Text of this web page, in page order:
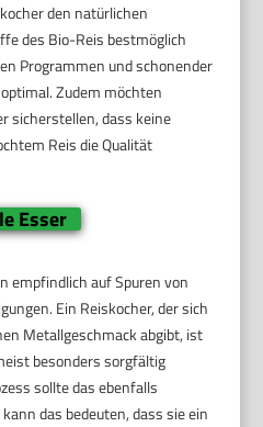
den natürlichen
des Bio-Reis bestmöglich
Programmen und schonender
Zudem möchten
sicherstellen, dass keine
Reis die Qualität
Esser
empfindlich auf Spuren von
Ein Reiskocher, der sich
Metallgeschmack abgibt, ist
besonders sorgfältig
sollte das ebenfalls
das bedeuten, dass sie ein